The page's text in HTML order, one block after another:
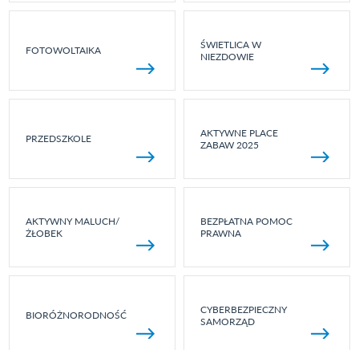
FOTOWOLTAIKA
ŚWIETLICA W
NIEZDOWIE
PRZEDSZKOLE
AKTYWNE PLACE
ZABAW 2025
AKTYWNY MALUCH/
ŻŁOBEK
BEZPŁATNA POMOC
PRAWNA
BIORÓŻNORODNOŚĆ
CYBERBEZPIECZNY
SAMORZĄD